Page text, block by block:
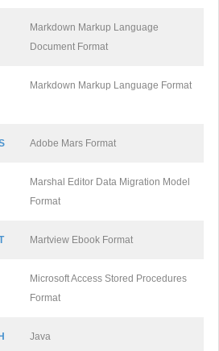
Markdown Markup Language
Document Format
Markdown Markup Language Format
Adobe Mars Format
Marshal Editor Data Migration Model
Format
Martview Ebook Format
Microsoft Access Stored Procedures
Format
Java